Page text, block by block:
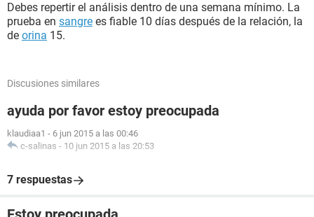
Debes repertir el análisis dentro de una semana mínimo. La
prueba en sangre es fiable 10 días después de la relación, la
de orina 15.
Discusiones similares
ayuda por favor estoy preocupada
klaudiaa1 - 6 jun 2015 a las 00:46
c-salinas - 10 jun 2015 a las 20:53
7 respuestas